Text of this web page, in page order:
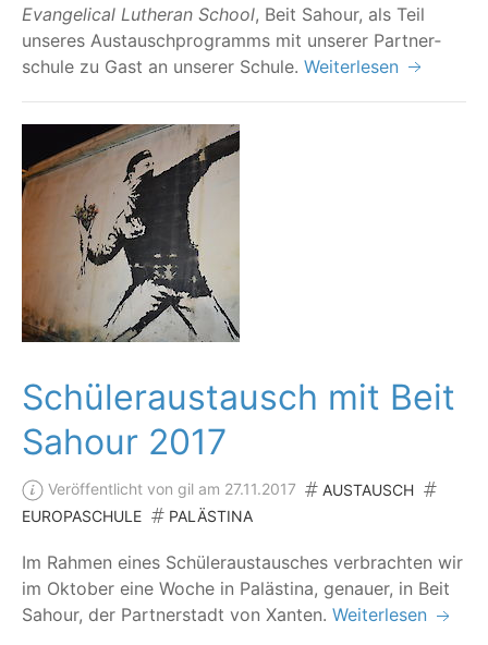
Evan­ge­li­cal Luther­an School, Beit Sahour, als Teil
unse­res Aus­tausch­pro­gramms mit unse­rer Part­ner­
schu­le zu Gast an unse­rer Schule. Weiterlesen
Schüleraustausch mit Beit
Sahour 2017
Veröffentlicht von gil am 27.11.2017
AUSTAUSCH
EUROPASCHULE
PALÄSTINA
Im Rah­men eines Schü­ler­aus­tau­sches ver­brach­ten wir
im Okto­ber eine Woche in Paläs­ti­na, genau­er, in Beit
Sahour, der Part­ner­stadt von Xanten. Weiterlesen